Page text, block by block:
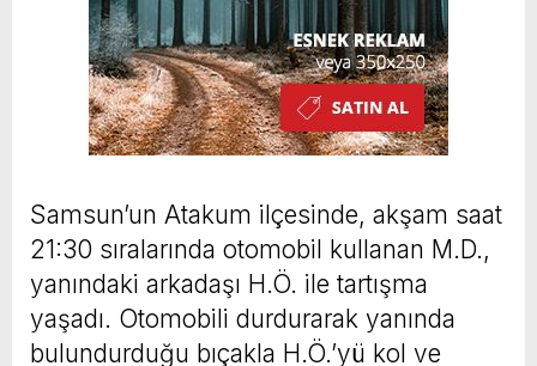
Samsun’un Atakum ilçesinde, akşam saat
21:30 sıralarında otomobil kullanan M.D.,
yanındaki arkadaşı H.Ö. ile tartışma
yaşadı. Otomobili durdurarak yanında
bulundurduğu bıçakla H.Ö.’yü kol ve